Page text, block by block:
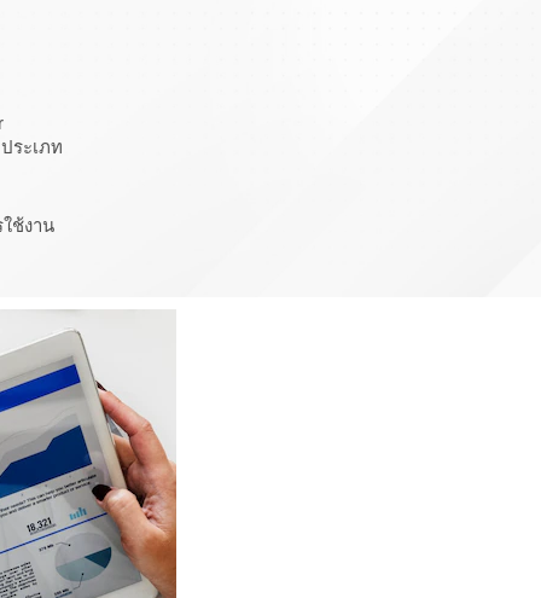
ระเภท
ช้งาน